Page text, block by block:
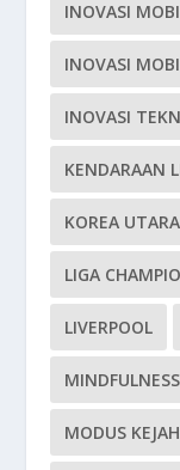
INOVASI
INOVASI
INOVASI
KENDARAAN
KOREA UTARA
LIGA
LIVERPOOL
MINDFULNESS
MODUS